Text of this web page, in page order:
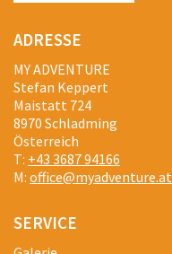
ADRESSE
MY ADVENTURE
Stefan Keppert
Maistatt 724
8970 Schladming
Österreich
T: +43 3687 94166
M: office@myadventure.at
SERVICE